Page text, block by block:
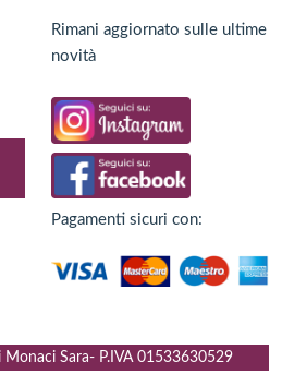
Rimani aggiornato sulle ultime
novità
Pagamenti sicuri con:
Sara- P.IVA 01533630529